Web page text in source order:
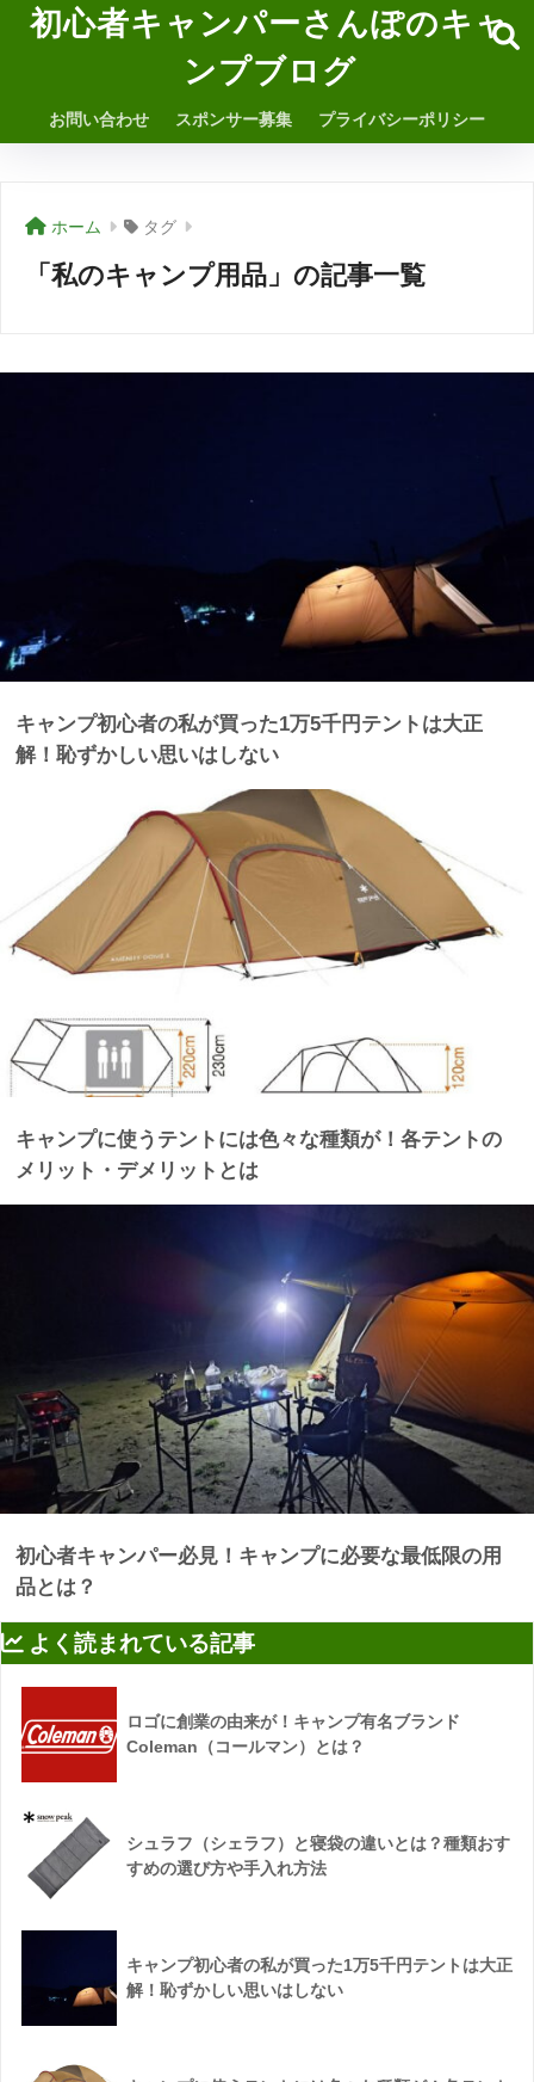
初心者キャンパーさんぽのキャ
ンプブログ
お問い合わせ スポンサー募集 プライバシーポリシー
ホーム タグ
「私のキャンプ用品」の記事一覧
キャンプ初心者の私が買った1万5千円テントは大正
解！恥ずかしい思いはしない
キャンプに使うテントには色々な種類が！各テントの
メリット・デメリットとは
初心者キャンパー必見！キャンプに必要な最低限の用
品とは？
よく読まれている記事
ロゴに創業の由来が！キャンプ有名ブランド
Coleman（コールマン）とは？
シュラフ（シェラフ）と寝袋の違いとは？種類おす
すめの選び方や手入れ方法
キャンプ初心者の私が買った1万5千円テントは大正
解！恥ずかしい思いはしない